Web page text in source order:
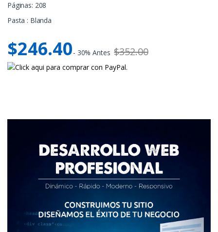
Páginas: 208
Pasta : Blanda
$246.40- 30% Antes $352.00